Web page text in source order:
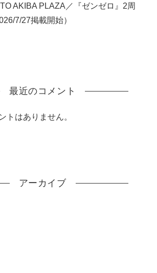
AKIBA PLAZA／『ゼンゼロ』2周
7/27掲載開始）
最近のコメント
トはありません。
アーカイブ